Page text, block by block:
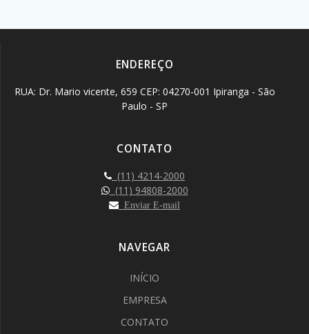
ENDEREÇO
RUA: Dr. Mario vicente, 659 CEP: 04270-001 Ipiranga - São
Paulo - SP
CONTATO
(11) 4214-2000
(11) 94808-2000
Enviar E-mail
NAVEGAR
INÍCIO
EMPRESA
CONTATO